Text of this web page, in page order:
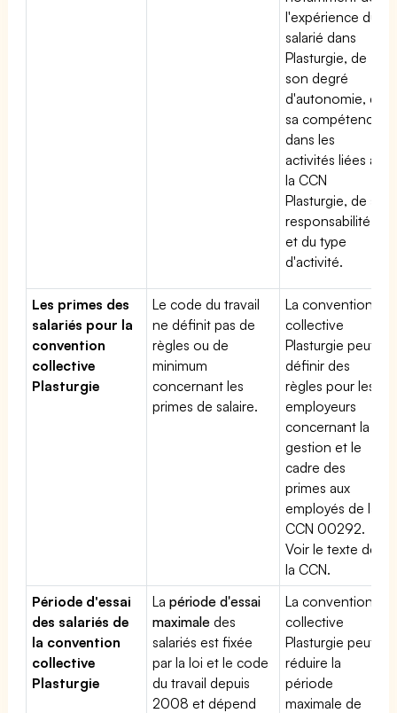
l'expérience du
salarié dans
Plasturgie, de
son degré
d'autonomie, de
sa compétence
dans les
activités liées à
la CCN
Plasturgie, de sa
responsabilité
et du type
d'activité.
Les primes des
salariés pour la
convention
collective
Plasturgie
Le code du travail
ne définit pas de
règles ou de
minimum
concernant les
primes de salaire.
La convention
collective
Plasturgie peut
définir des
règles pour les
employeurs
concernant la
gestion et le
cadre des
primes aux
employés de la
CCN 00292.
Voir le texte de
la CCN.
Période d'essai
des salariés de
la convention
collective
Plasturgie
Lapériode d'essai
maximale des
salariés est fixée
par la loi et le code
du travail depuis
2008 et dépend
La convention
collective
Plasturgie peut
réduire la
période
maximale de